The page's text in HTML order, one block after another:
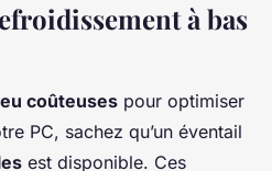
à bas
coûteuses pour optimiser
PC, sachez qu’un éventail
est disponible. Ces